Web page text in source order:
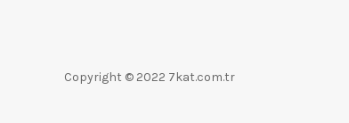
Copyright © 2022 7kat.com.tr